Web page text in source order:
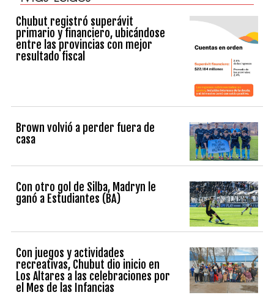
Chubut registró superávit
primario y financiero, ubicándose
entre las provincias con mejor
resultado fiscal
Brown volvió a perder fuera de
casa
Con otro gol de Silba, Madryn le
ganó a Estudiantes (BA)
Con juegos y actividades
recreativas, Chubut dio inicio en
Los Altares a las celebraciones por
el Mes de las Infancias